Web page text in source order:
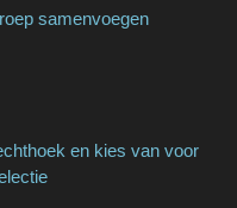
samenvoegen
en kies van voor